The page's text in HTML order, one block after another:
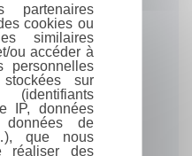
cookies ou
similaires
ou accéder à
personnelles
sur
(identifiants
IP, données
données de
que nous
réaliser des